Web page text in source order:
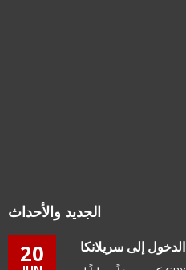
الجديد والأحداث
20 الدخول إلى سريلانكا